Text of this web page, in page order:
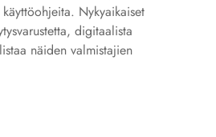
Nykyaikaiset
digitaalista
näiden valmistajien